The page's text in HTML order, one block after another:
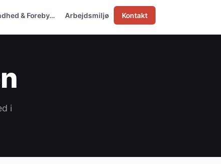
& Foreby… Arbejdsmiljø Kontakt
i